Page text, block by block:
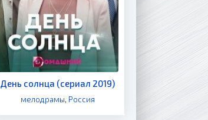
День солнца (сериал 2019)
мелодрамы, Россия